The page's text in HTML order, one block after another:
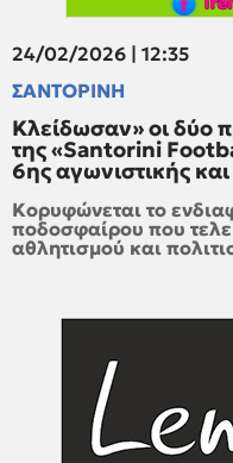
24/02/2026 | 12:35
ΣΑΝΤΟΡΙΝΗ
Κλείδωσαν» οι δύο
της «Santorini
6ης αγωνιστικής
Κορυφώνεται το
ποδοσφαίρου που
αθλητισμού και